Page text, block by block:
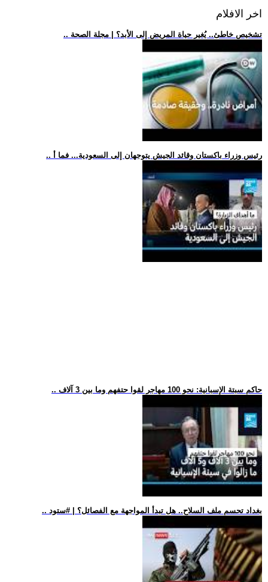
اخر الافلام
.. تشخيص خاطئ.. يُغير حياة المريض إلى الأبد؟ | مجلة الصحة
.. رئيس وزراء باكستان وقائد الجيش يتوجهان إلى السعودية... فما أ
.. حاكم سبتة الإسبانية: نحو 100 مهاجر لقوا حتفهم وما بين 3 آلاف
.. بغداد تحسم ملف السلاح.. هل تبدأ المواجهة مع الفصائل؟ | #ستود